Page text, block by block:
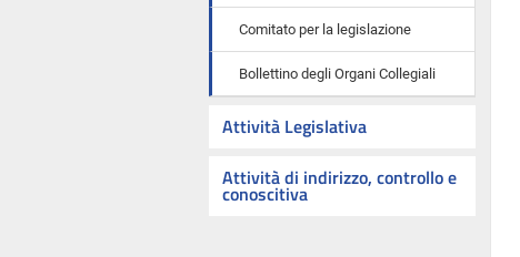
Comitato per la legislazione
Bollettino degli Organi Collegiali
Attività Legislativa
Attività di indirizzo, controllo e
conoscitiva